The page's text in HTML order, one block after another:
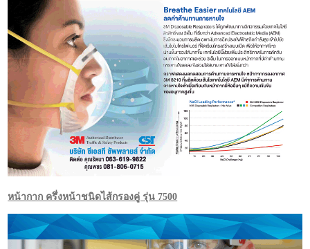
หน้ากาก ครึ่งหน้าชนิดไส้กรองคู่ รุ่น 7500